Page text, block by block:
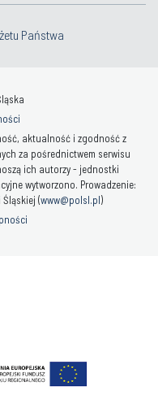
Państwa
aktualność i zgodność z
za pośrednictwem serwisu
ich autorzy - jednostki
wytworzono. Prowadzenie:
(www@polsl.pl)